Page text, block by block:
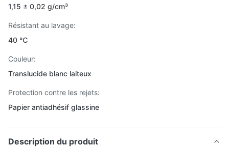
1,15 ± 0,02 g/cm³
Résistant au lavage:
40 ℃
Couleur:
Translucide blanc laiteux
Protection contre les rejets:
Papier antiadhésif glassine
Description du produit